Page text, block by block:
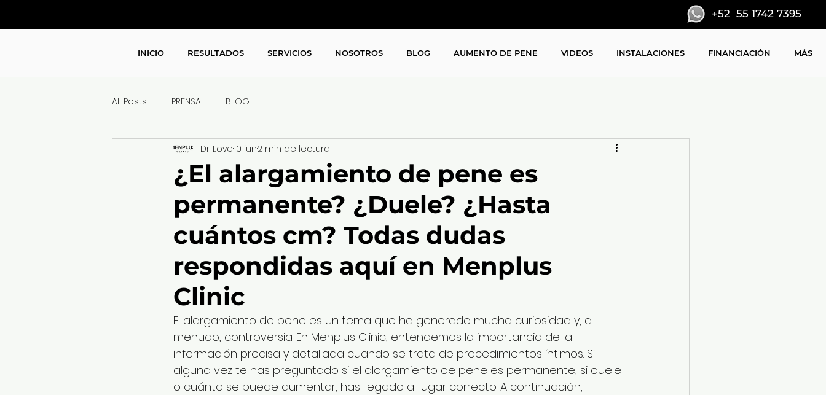
+52 55 1742 7395
INICIO RESULTADOS SERVICIOS NOSOTROS BLOG AUMENTO DE PENE VIDEOS INSTALACIONES FINANCIACIÓN MÁS
All Posts PRENSA BLOG
¿El alargamiento de pene es
permanente? ¿Duele? ¿Hasta
cuántos cm? Todas dudas
respondidas aquí en Menplus
Clinic
Dr. Love10 jun2 min de lectura
El alargamiento de pene es un tema que ha generado mucha curiosidad y, a
menudo, controversia. En Menplus Clinic, entendemos la importancia de la
información precisa y detallada cuando se trata de procedimientos íntimos. Si
alguna vez te has preguntado si el alargamiento de pene es permanente, si duele
o cuánto se puede aumentar, has llegado al lugar correcto. A continuación,